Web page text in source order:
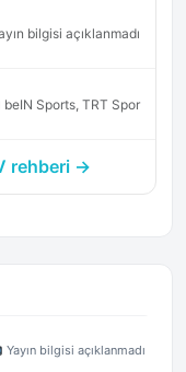
bilgisi açıklanmadı
beIN Sports, TRT Spor
rehberi →
Yayın bilgisi açıklanmadı